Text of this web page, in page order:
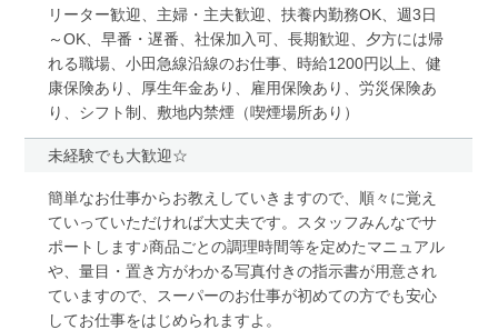
リーター歓迎、主婦・主夫歓迎、扶養内勤務OK、週3日
～OK、早番・遅番、社保加入可、長期歓迎、夕方には帰
れる職場、小田急線沿線のお仕事、時給1200円以上、健
康保険あり、厚生年金あり、雇用保険あり、労災保険あ
り、シフト制、敷地内禁煙（喫煙場所あり）
未経験でも大歓迎☆
簡単なお仕事からお教えしていきますので、順々に覚え
ていっていただければ大丈夫です。スタッフみんなでサ
ポートします♪商品ごとの調理時間等を定めたマニュアル
や、量目・置き方がわかる写真付きの指示書が用意され
ていますので、スーパーのお仕事が初めての方でも安心
してお仕事をはじめられますよ。